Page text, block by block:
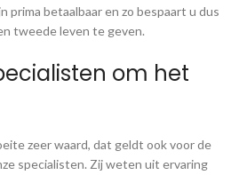
prima betaalbaar en zo bespaart u dus
tweede leven te geven.
om het
zeer waard, dat geldt ook voor de
specialisten. Zij weten uit ervaring